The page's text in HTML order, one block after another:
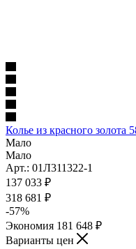
Колье из красного золота
Мало
Мало
Арт.: 01Л311322-1
137 033 ₽
318 681 ₽
-57%
Экономия 181 648 ₽
Варианты цен